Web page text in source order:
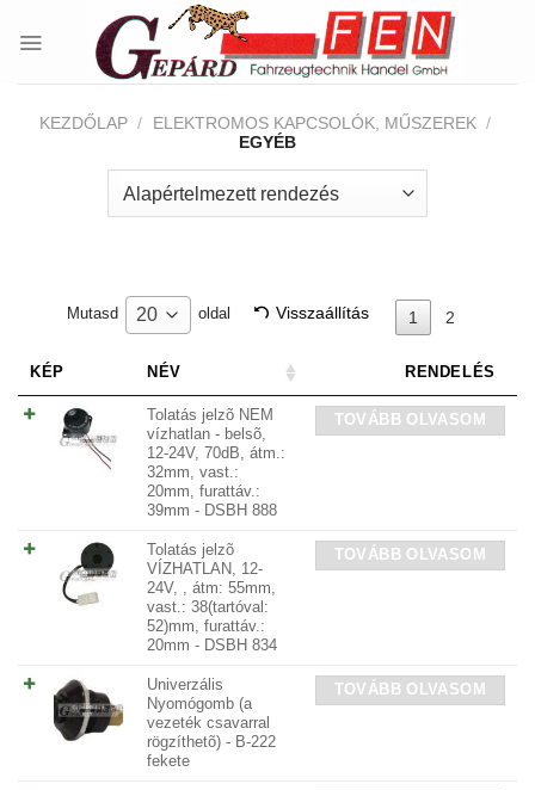
KEZDŐLAP / ELEKTROMOS KAPCSOLÓK, MŰSZEREK /
EGYÉB
Mutasd 20 oldal Visszaállítás 1 2
KÉP NÉV RENDELÉS
Tolatás jelzõ NEM
vízhatlan - belsõ,
12-24V, 70dB, átm.:
32mm, vast.:
20mm, furattáv.:
39mm - DSBH 888
TOVÁBB OLVASOM
Tolatás jelzõ
VÍZHATLAN, 12-
24V, , átm: 55mm,
vast.: 38(tartóval:
52)mm, furattáv.:
20mm - DSBH 834
TOVÁBB OLVASOM
Univerzális
Nyomógomb (a
vezeték csavarral
rögzíthetõ) - B-222
fekete
TOVÁBB OLVASOM